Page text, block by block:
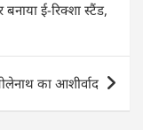
ई-रिक्शा स्टैंड,
का आशीर्वाद